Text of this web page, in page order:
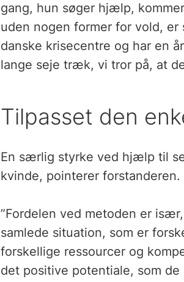
gang, hun søger hjælp,
uden nogen former for vold, er
danske krisecentre og har en
lange seje træk, vi tror på, at
Tilpasset den
En særlig styrke ved hjælp til
kvinde, pointerer forstanderen.
”Fordelen ved metoden er
samlede situation, som er
forskellige ressourcer og
det positive potentiale, som